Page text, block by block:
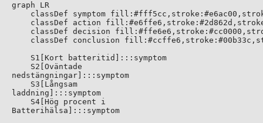
graph LR
classDef symptom
classDef action
classDef decision
classDef conclusion
    S1[Kort batteritid]:::symptom
    S2[Oväntade
nedstängningar]:::symptom
    S3[Långsam
laddning]:::symptom
    S4[Hög procent i
Batterihälsa]:::symptom